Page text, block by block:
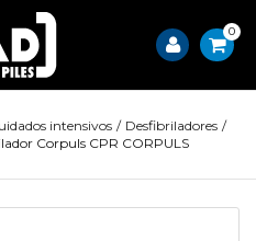
0
intensivos / Desfibriladores /
Corpuls CPR CORPULS